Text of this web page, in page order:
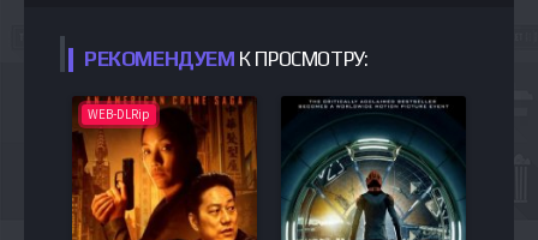
РЕКОМЕНДУЕМ К ПРОСМОТРУ:
WEB-DLRip